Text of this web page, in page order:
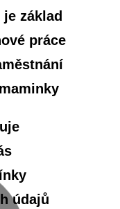
základ
práce
údajů